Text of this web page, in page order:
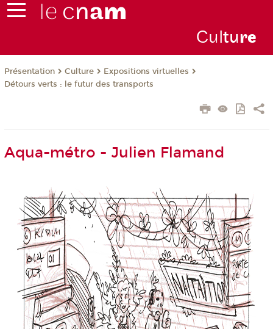
Culture
Présentation Culture
Expositions virtuelles
Détours verts : le futur des transports
Aqua-métro - Julien Flamand